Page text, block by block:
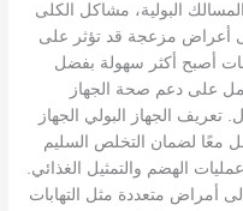
البولية، مشاكل الكلى
أعراض مزعجة قد تؤثر على
أصبح أكثر سهولة بفضل
على دعم صحة الجهاز
تعريف الجهاز البولي الجهاز
معًا لضمان التخلص السليم
الهضم والتمثيل الغذائي.
أمراض متعددة مثل التهابات